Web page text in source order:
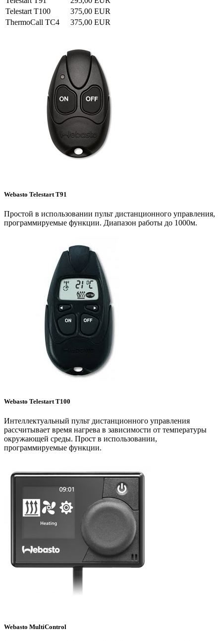
Telestart T100
375,00 EUR
ThermoCall TC4
375,00 EUR
Webasto Telestart T91
Простой в использовании пульт дистанционного управления,
программируемые функции. Диапазон работы до 1000м.
Webasto Telestart T100
Интеллектуальный пульт дистанционного управления
рассчитывает время нагрева в зависимости от температуры
окружающей среды. Прост в использовании,
программируемые функции.
Webasto MultiControl